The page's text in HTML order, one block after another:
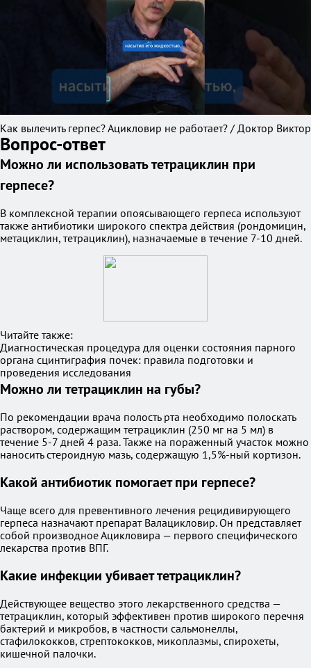
Как вылечить герпес? Ацикловир не работает? / Доктор Виктор
Вопрос-ответ
Можно ли использовать тетрациклин при
герпесе?
В комплексной терапии опоясывающего герпеса используют
также антибиотики широкого спектра действия (рондомицин,
метациклин, тетрациклин), назначаемые в течение 7-10 дней.
Читайте также:
Диагностическая процедура для оценки состояния парного
органа сцинтиграфия почек: правила подготовки и
проведения исследования
Можно ли тетрациклин на губы?
По рекомендации врача полость рта необходимо полоскать
раствором, содержащим тетрациклин (250 мг на 5 мл) в
течение 5-7 дней 4 раза. Также на пораженный участок можно
наносить стероидную мазь, содержащую 1,5%-ный кортизон.
Какой антибиотик помогает при герпесе?
Чаще всего для превентивного лечения рецидивирующего
герпеса назначают препарат Валацикловир. Он представляет
собой производное Ацикловира — первого специфического
лекарства против ВПГ.
Какие инфекции убивает тетрациклин?
Действующее вещество этого лекарственного средства —
тетрациклин, который эффективен против широкого перечня
бактерий и микробов, в частности сальмонеллы,
стафилококков, стрептококков, микоплазмы, спирохеты,
кишечной палочки.